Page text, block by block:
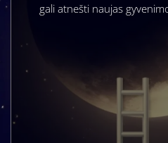
gali atnešti naujas